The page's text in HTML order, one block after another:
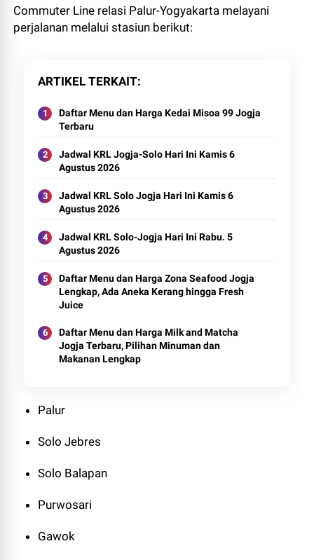
Commuter Line relasi Palur-Yogyakarta melayani
perjalanan melalui stasiun berikut:
ARTIKEL TERKAIT
Daftar Menu dan Harga Kedai Misoa 99 Jogja
Terbaru
Jadwal KRL Jogja-Solo Hari Ini Kamis 6
Agustus 2026
Jadwal KRL Solo Jogja Hari Ini Kamis 6
Agustus 2026
Jadwal KRL Solo-Jogja Hari Ini Rabu. 5
Agustus 2026
Daftar Menu dan Harga Zona Seafood Jogja
Lengkap, Ada Aneka Kerang hingga Fresh
Juice
Daftar Menu dan Harga Milk and Matcha
Jogja Terbaru, Pilihan Minuman dan
Makanan Lengkap
Palur
Solo Jebres
Solo Balapan
Purwosari
Gawok